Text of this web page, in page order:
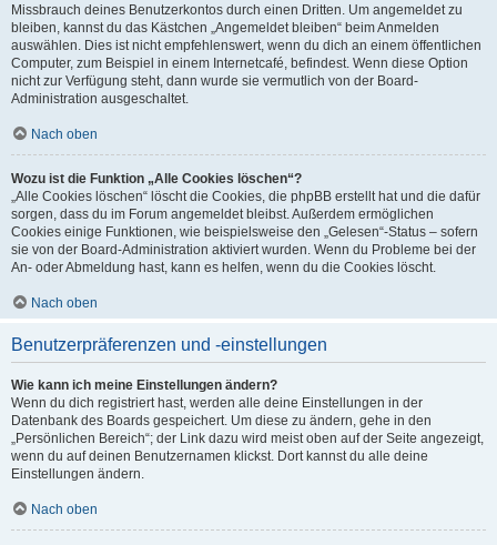
Missbrauch deines Benutzerkontos durch einen Dritten. Um angemeldet zu
bleiben, kannst du das Kästchen „Angemeldet bleiben“ beim Anmelden
auswählen. Dies ist nicht empfehlenswert, wenn du dich an einem öffentlichen
Computer, zum Beispiel in einem Internetcafé, befindest. Wenn diese Option
nicht zur Verfügung steht, dann wurde sie vermutlich von der Board-
Administration ausgeschaltet.
Nach oben
Wozu ist die Funktion „Alle Cookies löschen“?
„Alle Cookies löschen“ löscht die Cookies, die phpBB erstellt hat und die dafür
sorgen, dass du im Forum angemeldet bleibst. Außerdem ermöglichen
Cookies einige Funktionen, wie beispielsweise den „Gelesen“-Status – sofern
sie von der Board-Administration aktiviert wurden. Wenn du Probleme bei der
An- oder Abmeldung hast, kann es helfen, wenn du die Cookies löscht.
Nach oben
Benutzerpräferenzen und -einstellungen
Wie kann ich meine Einstellungen ändern?
Wenn du dich registriert hast, werden alle deine Einstellungen in der
Datenbank des Boards gespeichert. Um diese zu ändern, gehe in den
„Persönlichen Bereich“; der Link dazu wird meist oben auf der Seite angezeigt,
wenn du auf deinen Benutzernamen klickst. Dort kannst du alle deine
Einstellungen ändern.
Nach oben